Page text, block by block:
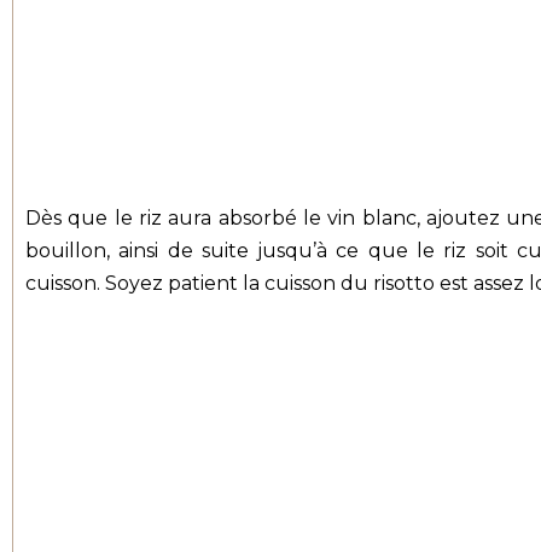
Dès que le riz aura absorbé le vin blanc, ajoutez
bouillon, ainsi de suite jusqu’à ce que le riz soit
cuisson. Soyez patient la cuisson du risotto est